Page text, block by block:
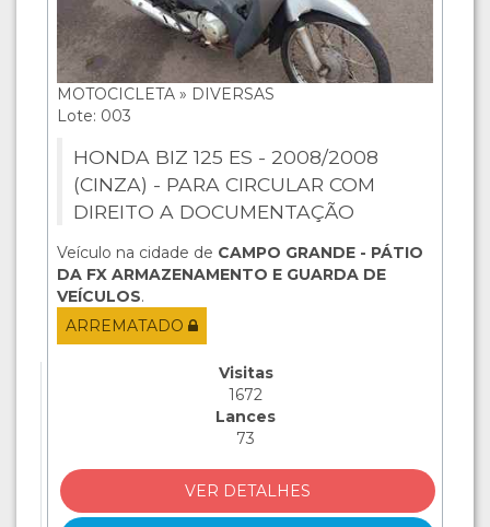
MOTOCICLETA » DIVERSAS
Lote: 003
HONDA BIZ 125 ES - 2008/2008
(CINZA) - PARA CIRCULAR COM
DIREITO A DOCUMENTAÇÃO
Veículo na cidade de CAMPO GRANDE - PÁTIO
DA FX ARMAZENAMENTO E GUARDA DE
VEÍCULOS.
ARREMATADO
Visitas
1672
Lances
73
VER DETALHES